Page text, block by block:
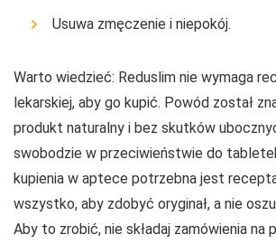
Usuwa zmęczenie i niepokój.
Warto wiedzieć: Reduslim nie wymaga
lekarskiej, aby go kupić. Powód został
produkt naturalny i bez skutków
swobodzie w przeciwieństwie do
kupienia w aptece potrzebna jest
wszystko, aby zdobyć oryginał, a nie
Aby to zrobić, nie składaj zamówienia na